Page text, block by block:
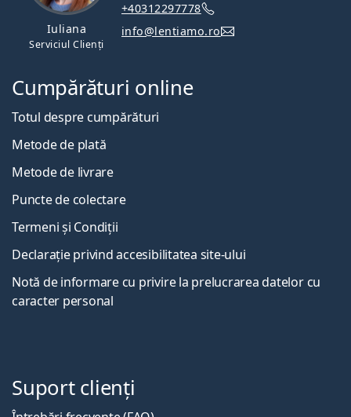
Iuliana
Serviciul Clienți
+40312297778
info@lentiamo.ro
Cumpărături online
Totul despre cumpărături
Metode de plată
Metode de livrare
Puncte de colectare
Termeni și Condiții
Declarație privind accesibilitatea site-ului
Notă de informare cu privire la prelucrarea datelor cu
caracter personal
Suport clienți